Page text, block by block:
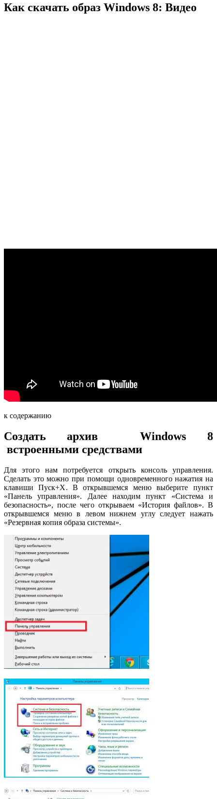
Как скачать образ Windows 8: Видео
к содержанию
Создать архив Windows 8
встроенными средствами
Для этого нам потребуется открыть консоль управления.
Сделать это можно при помощи одновременного нажатия на
клавиши Пуск+X. В открывшемся меню выберите пункт
«Панель управления». Далее находим пункт «Система и
безопасность», после чего открываем «История файлов». В
открывшемся меню в левом нижнем углу следует нажать
«Резервная копия образа системы».